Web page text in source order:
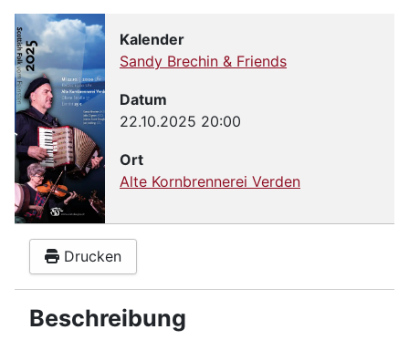
Kalender
Sandy Brechin & Friends
Datum
22.10.2025 20:00
Ort
Alte Kornbrennerei Verden
Drucken
Beschreibung